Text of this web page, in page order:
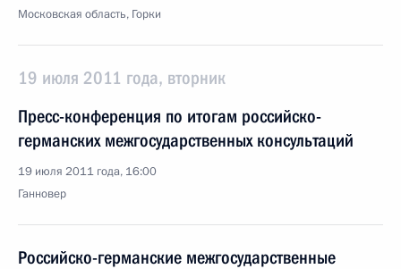
Московская область, Горки
19 июля 2011 года, вторник
Пресс-конференция по итогам российско-
германских межгосударственных консультаций
19 июля 2011 года, 16:00
Ганновер
Российско-германские межгосударственные